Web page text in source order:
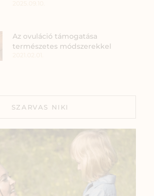
Az ovuláció támogatása
természetes módszerekkel
SZARVAS NIKI